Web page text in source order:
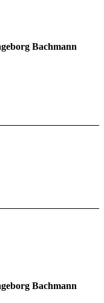
Bachmann
Bachmann